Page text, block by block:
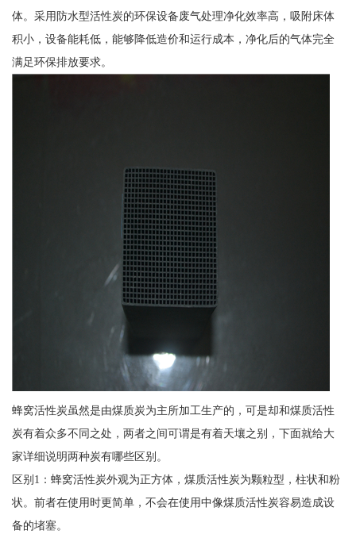
体。采用防水型活性炭的环保设备废气处理净化效率高，吸附床体
积小，设备能耗低，能够降低造价和运行成本，净化后的气体完全
满足环保排放要求。
蜂窝活性炭虽然是由煤质炭为主所加工生产的，可是却和煤质活性
炭有着众多不同之处，两者之间可谓是有着天壤之别，下面就给大
家详细说明两种炭有哪些区别。
区别1：蜂窝活性炭外观为正方体，煤质活性炭为颗粒型，柱状和粉
状。前者在使用时更简单，不会在使用中像煤质活性炭容易造成设
备的堵塞。